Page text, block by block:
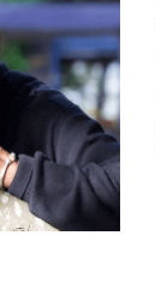
se fait sentir